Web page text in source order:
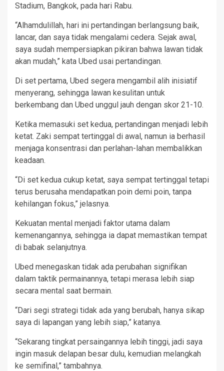
Stadium, Bangkok, pada hari Rabu.
“Alhamdulillah, hari ini pertandingan berlangsung baik,
lancar, dan saya tidak mengalami cedera. Sejak awal,
saya sudah mempersiapkan pikiran bahwa lawan tidak
akan mudah,” kata Ubed usai pertandingan.
Di set pertama, Ubed segera mengambil alih inisiatif
menyerang, sehingga lawan kesulitan untuk
berkembang dan Ubed unggul jauh dengan skor 21-10.
Ketika memasuki set kedua, pertandingan menjadi lebih
ketat. Zaki sempat tertinggal di awal, namun ia berhasil
menjaga konsentrasi dan perlahan-lahan membalikkan
keadaan.
“Di set kedua cukup ketat, saya sempat tertinggal tetapi
terus berusaha mendapatkan poin demi poin, tanpa
kehilangan fokus,” jelasnya.
Kekuatan mental menjadi faktor utama dalam
kemenangannya, sehingga ia dapat memastikan tempat
di babak selanjutnya.
Ubed menegaskan tidak ada perubahan signifikan
dalam taktik permainannya, tetapi merasa lebih siap
secara mental saat bermain.
“Dari segi strategi tidak ada yang berubah, hanya sikap
saya di lapangan yang lebih siap,” katanya.
“Sekarang tingkat persaingannya lebih tinggi, jadi saya
ingin masuk delapan besar dulu, kemudian melangkah
ke semifinal,” tambahnya.